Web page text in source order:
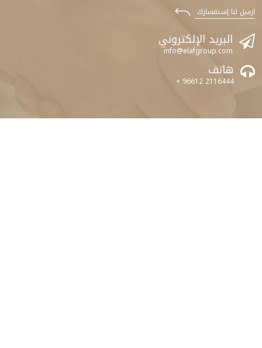
ارسل لنا إستفسارك
البريد الإلكتروني
info@elafgroup.com
هاتف
+ 96612 2116444